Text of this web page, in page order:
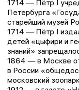
1714 — Пётр I
Петербурга
старейший музей
1714 — Пётр I
детей «цыфири и
знаний»
1864 — в Москве
в России
московский